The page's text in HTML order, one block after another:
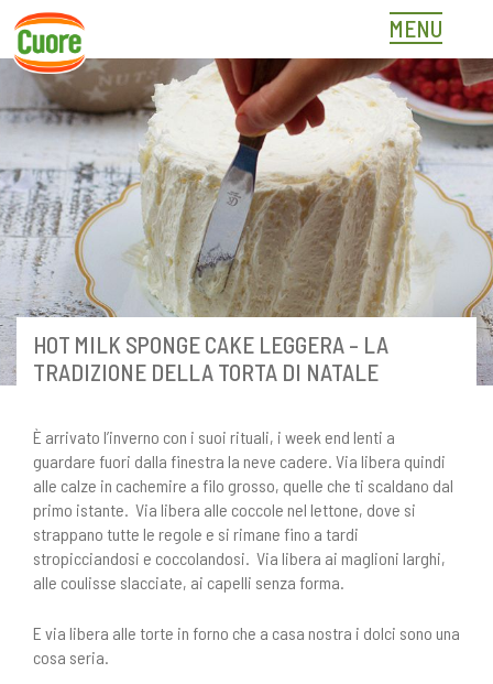
Skip
content
MENU
HOT MILK SPONGE CAKE LEGGERA – LA
TRADIZIONE DELLA TORTA DI NATALE
È arrivato l’inverno con i suoi rituali, i week end lenti a
guardare fuori dalla finestra la neve cadere. Via libera quindi
alle calze in cachemire a filo grosso, quelle che ti scaldano dal
primo istante. Via libera alle coccole nel lettone, dove si
strappano tutte le regole e si rimane fino a tardi
stropicciandosi e coccolandosi. Via libera ai maglioni larghi,
alle coulisse slacciate, ai capelli senza forma.
E via libera alle torte in forno che a casa nostra i dolci sono una
cosa seria.